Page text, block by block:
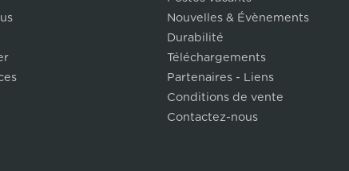
Nouvelles & Évènements
Durabilité
Téléchargements
Partenaires - Liens
Conditions de vente
Contactez-nous